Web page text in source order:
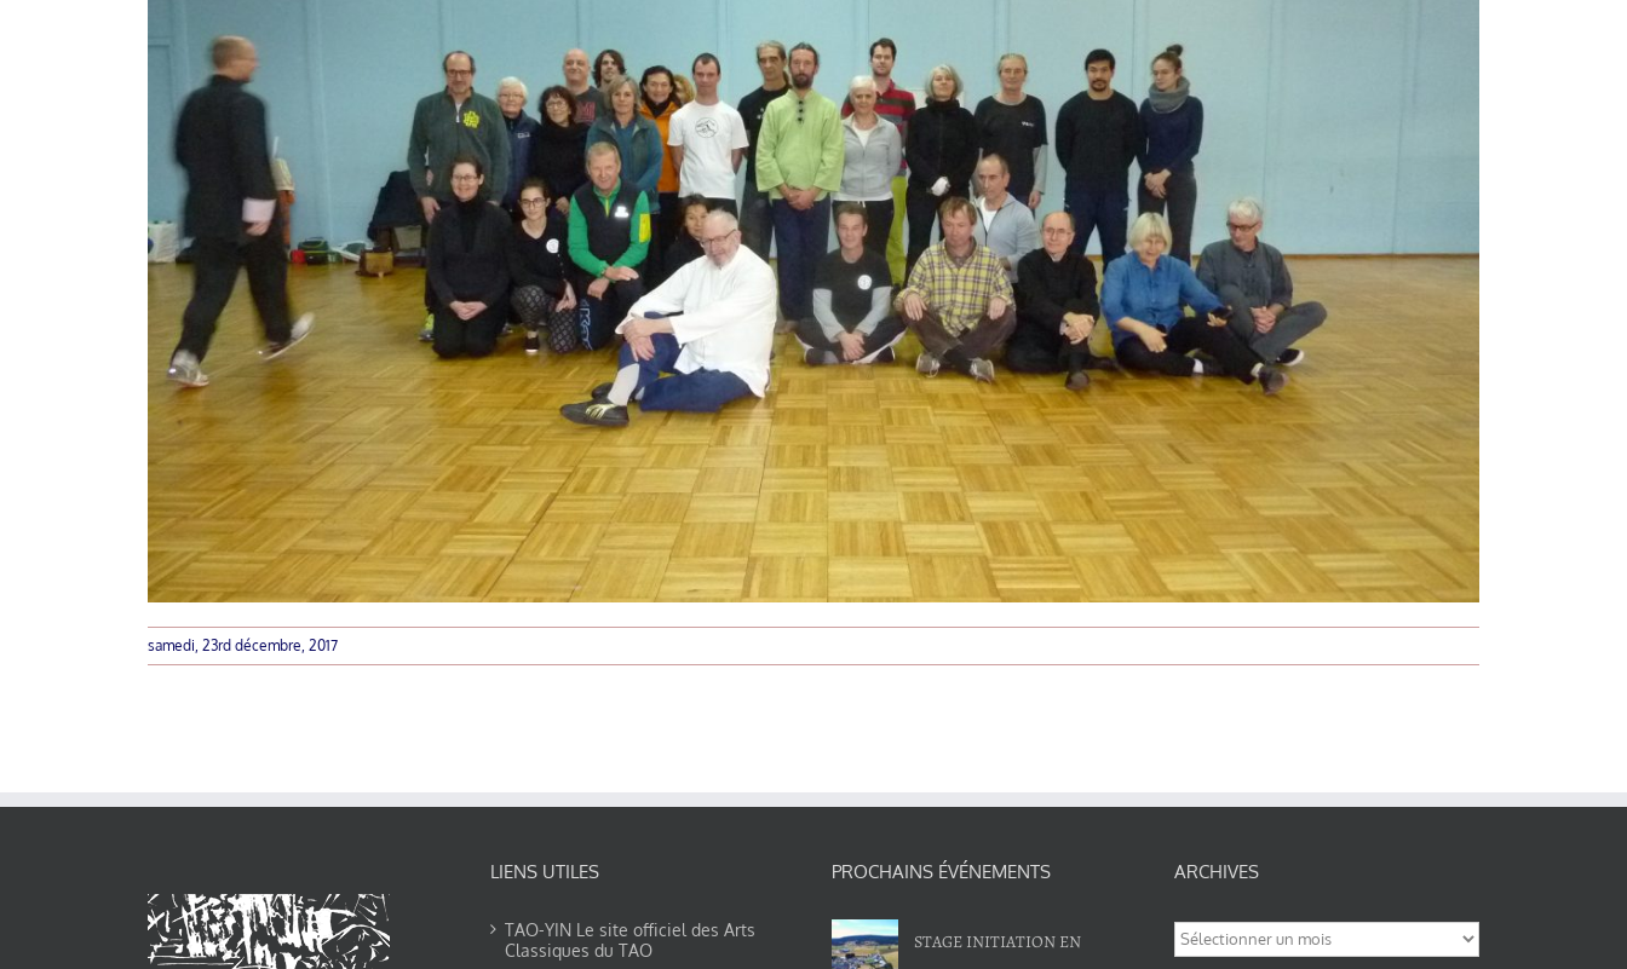
samedi, 23rd décembre, 2017
LIENS UTILES
TAO-YIN Le site officiel des Arts
Classiques du TAO
PROCHAINS ÉVÉNEMENTS
STAGE INITIATION EN
ARCHIVES
Archives